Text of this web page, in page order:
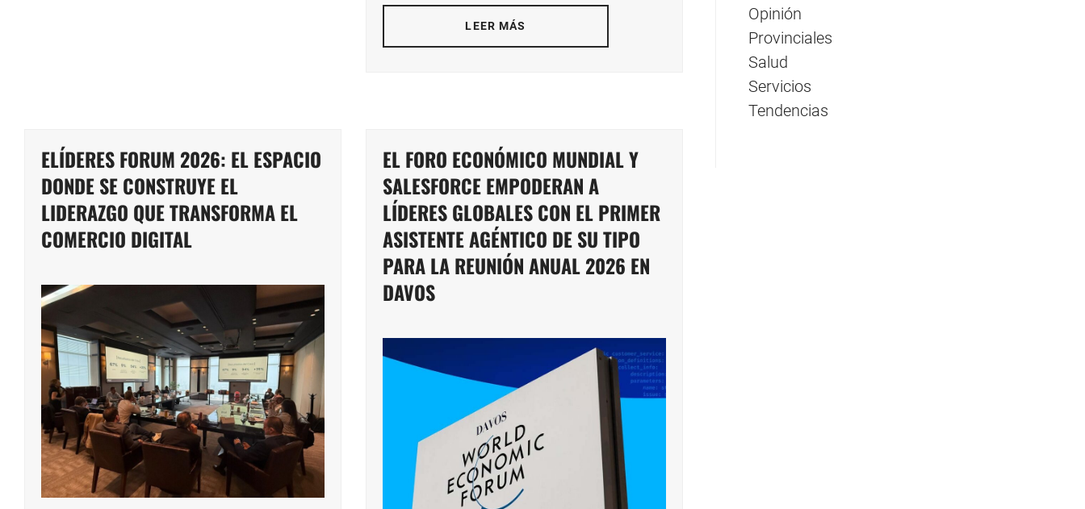
LEER MÁS
ELÍDERES FORUM 2026: EL ESPACIO
DONDE SE CONSTRUYE EL
LIDERAZGO QUE TRANSFORMA EL
COMERCIO DIGITAL
EL FORO ECONÓMICO MUNDIAL Y
SALESFORCE EMPODERAN A
LÍDERES GLOBALES CON EL PRIMER
ASISTENTE AGÉNTICO DE SU TIPO
PARA LA REUNIÓN ANUAL 2026 EN
DAVOS
Opinión
Provinciales
Salud
Servicios
Tendencias